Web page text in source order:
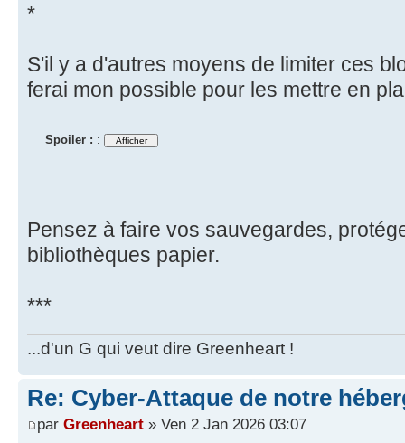
*
S'il y a d'autres moyens de limiter ces
ferai mon possible pour les mettre en
Spoiler : :
Pensez à faire vos sauvegardes,
bibliothèques papier.
***
...d'un G qui veut dire Greenheart !
Re: Cyber-Attaque de notre
par Greenheart » Ven 2 Jan 2026 03:07